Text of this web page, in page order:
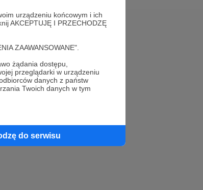
urządzeniu końcowym i ich
AKCEPTUJĘ I PRZECHODZĘ
ZAAWANSOWANE".
żądania dostępu,
przeglądarki w urządzeniu
danych z państw
Twoich danych w tym
do serwisu
FAQ
Kontakt z zespołem Patronite